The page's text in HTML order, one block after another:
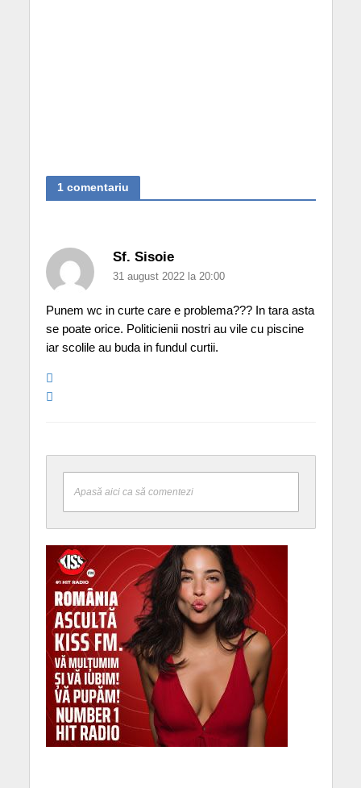
1 comentariu
Sf. Sisoie
31 august 2022 la 20:00
Punem wc in curte care e problema??? In tara asta
se poate orice. Politicienii nostri au vile cu piscine
iar scolile au buda in fundul curtii.
Apasă aici ca să comentezi